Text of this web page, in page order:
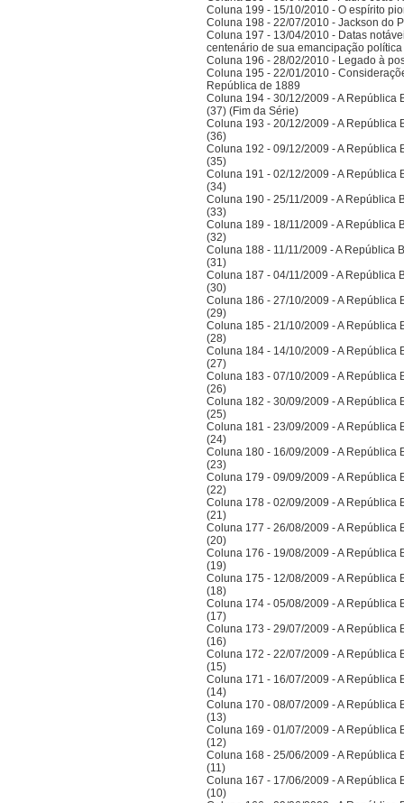
Coluna 199 - 15/10/2010 - O espírito
Coluna 198 - 22/07/2010 - Jackson do
Coluna 197 - 13/04/2010 - Datas
centenário de sua emancipação
Coluna 196 - 28/02/2010 - Legado à
Coluna 195 - 22/01/2010 -
República de 1889
Coluna 194 - 30/12/2009 - A República
(37) (Fim da Série)
Coluna 193 - 20/12/2009 - A República
(36)
Coluna 192 - 09/12/2009 - A República
(35)
Coluna 191 - 02/12/2009 - A República
(34)
Coluna 190 - 25/11/2009 - A República
(33)
Coluna 189 - 18/11/2009 - A República
(32)
Coluna 188 - 11/11/2009 - A República
(31)
Coluna 187 - 04/11/2009 - A República
(30)
Coluna 186 - 27/10/2009 - A República
(29)
Coluna 185 - 21/10/2009 - A República
(28)
Coluna 184 - 14/10/2009 - A República
(27)
Coluna 183 - 07/10/2009 - A República
(26)
Coluna 182 - 30/09/2009 - A República
(25)
Coluna 181 - 23/09/2009 - A República
(24)
Coluna 180 - 16/09/2009 - A República
(23)
Coluna 179 - 09/09/2009 - A República
(22)
Coluna 178 - 02/09/2009 - A República
(21)
Coluna 177 - 26/08/2009 - A República
(20)
Coluna 176 - 19/08/2009 - A República
(19)
Coluna 175 - 12/08/2009 - A República
(18)
Coluna 174 - 05/08/2009 - A República
(17)
Coluna 173 - 29/07/2009 - A República
(16)
Coluna 172 - 22/07/2009 - A República
(15)
Coluna 171 - 16/07/2009 - A República
(14)
Coluna 170 - 08/07/2009 - A República
(13)
Coluna 169 - 01/07/2009 - A República
(12)
Coluna 168 - 25/06/2009 - A República
(11)
Coluna 167 - 17/06/2009 - A República
(10)